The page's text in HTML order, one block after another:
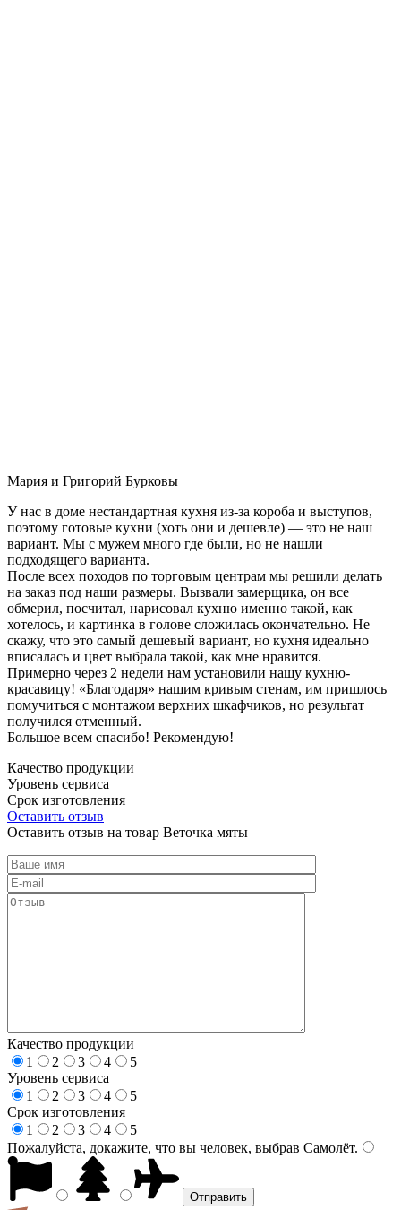
Мария и Григорий Бурковы
У нас в доме нестандартная кухня из-за короба и выступов,
поэтому готовые кухни (хоть они и дешевле) — это не наш
вариант. Мы с мужем много где были, но не нашли
подходящего варианта.
После всех походов по торговым центрам мы решили делать
на заказ под наши размеры. Вызвали замерщика, он все
обмерил, посчитал, нарисовал кухню именно такой, как
хотелось, и картинка в голове сложилась окончательно. Не
скажу, что это самый дешевый вариант, но кухня идеально
вписалась и цвет выбрала такой, как мне нравится.
Примерно через 2 недели нам установили нашу кухню-
красавицу! «Благодаря» нашим кривым стенам, им пришлось
помучиться с монтажом верхних шкафчиков, но результат
получился отменный.
Большое всем спасибо! Рекомендую!
Качество продукции
Уровень сервиса
Срок изготовления
Оставить отзыв
Оставить отзыв на товар Веточка мяты
Качество продукции
1
2 3 4
5
Уровень сервиса
1
2 3 4
5
Срок изготовления
1
2 3 4
5
Пожалуйста, докажите, что вы человек, выбрав Самолёт.